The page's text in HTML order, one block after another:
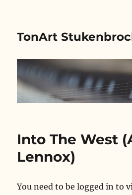
TonArt
Into The West
Lennox)
You need to be logged in to